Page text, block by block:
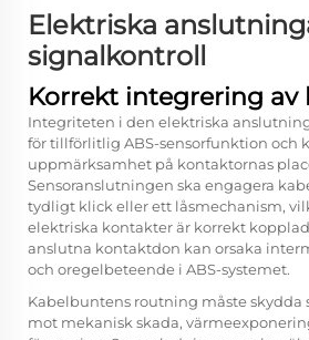
Elektriska
signalkontroll
Korrekt integrering av
Integriteten i den elektriska
för tillförlitlig ABS-sensorfunktion och
uppmärksamhet på kontaktornas
Sensoranslutningen ska engagera
tydligt klick eller ett låsmechanism,
elektriska kontakter är korrekt
anslutna kontaktdon kan orsaka
och oregelbeteende i ABS-systemet.
Kabelbuntens routning måste skydda
mot mekanisk skada,